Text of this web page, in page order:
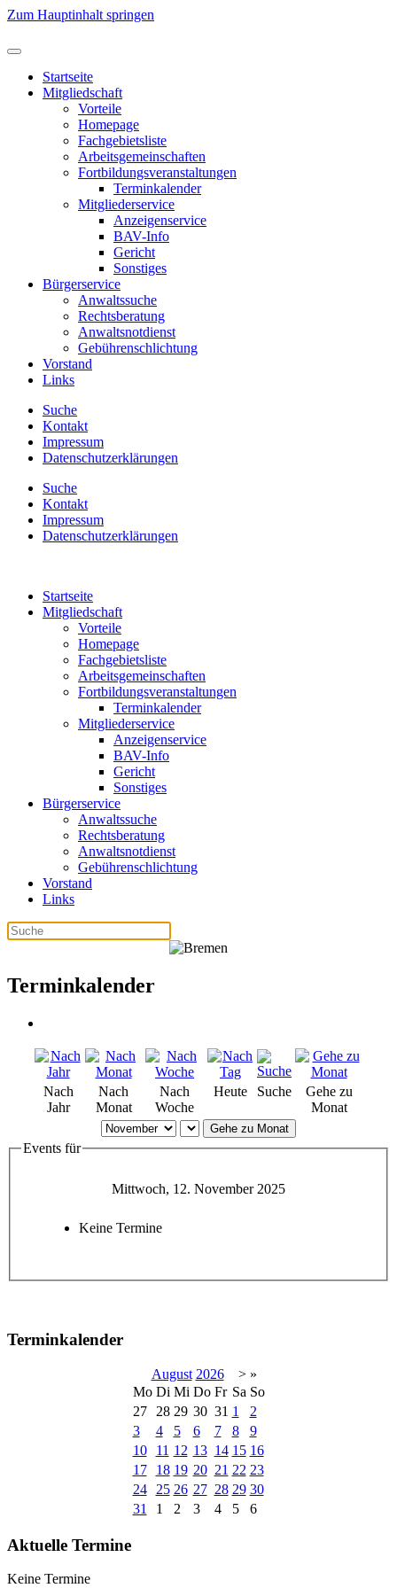
Zum Hauptinhalt springen
Startseite
Mitgliedschaft
Vorteile
Homepage
Fachgebietsliste
Arbeitsgemeinschaften
Fortbildungsveranstaltungen
Terminkalender
Mitgliederservice
Anzeigenservice
BAV-Info
Gericht
Sonstiges
Bürgerservice
Anwaltssuche
Rechtsberatung
Anwaltsnotdienst
Gebührenschlichtung
Vorstand
Links
Suche
Kontakt
Impressum
Datenschutzerklärungen
Suche
Kontakt
Impressum
Datenschutzerklärungen
Startseite
Mitgliedschaft
Vorteile
Homepage
Fachgebietsliste
Arbeitsgemeinschaften
Fortbildungsveranstaltungen
Terminkalender
Mitgliederservice
Anzeigenservice
BAV-Info
Gericht
Sonstiges
Bürgerservice
Anwaltssuche
Rechtsberatung
Anwaltsnotdienst
Gebührenschlichtung
Vorstand
Links
Terminkalender
Nach
Jahr
Nach
Monat
Nach
Woche
Heute Suche
Gehe zu
Monat
Gehe zu Monat
Events für
Mittwoch, 12. November 2025
Keine Termine
Terminkalender
August 2026 > »
Mo Di Mi Do Fr Sa So
27
28 29 30 31 1
2
3
4 5 6 7 8
9
10
11 12 13 14 15 16
17
18 19 20 21 22 23
24
25 26 27 28 29 30
31
1 2 3 4 5 6
Aktuelle Termine
Keine Termine